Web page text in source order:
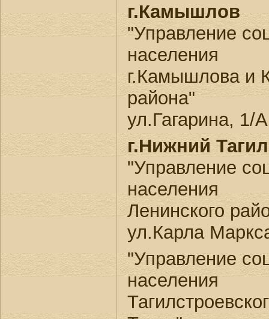
г.Камышлов
"Управление
населения
г.Камышлова и
района"
ул.Гагарина, 1/А
г.Нижний Тагил
"Управление
населения
Ленинского
ул.Карла
"Управление
населения